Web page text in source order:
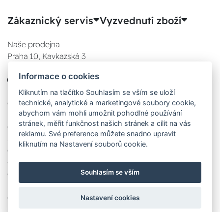
Zákaznický servis Vyzvednutí zboží
Naše prodejna
Praha 10, Kavkazská 3
777 780 841
08:00 - 17:00
08:00 - 17:00
08:00 - 17:00
Čt:
08:00 - 17:00
08:00 - 17:00
Informace o cookies
Kliknutím na tlačítko Souhlasím se vším se uloží
technické, analytické a marketingové soubory cookie,
abychom vám mohli umožnit pohodlné používání
stránek, měřit funkčnost našich stránek a cílit na vás
reklamu. Své preference můžete snadno upravit
kliknutím na Nastavení souborů cookie.
Souhlasím se vším
Nastavení cookies